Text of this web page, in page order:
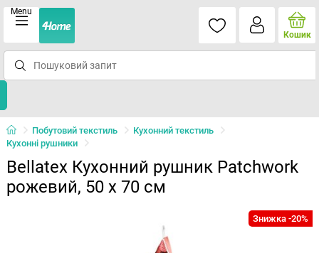
Menu
Кошик
Побутовий текстиль
Кухонний текстиль
Кухонні рушники
Bellatex Кухонний рушник Patchwork
рожевий, 50 x 70 см
Знижка -20%